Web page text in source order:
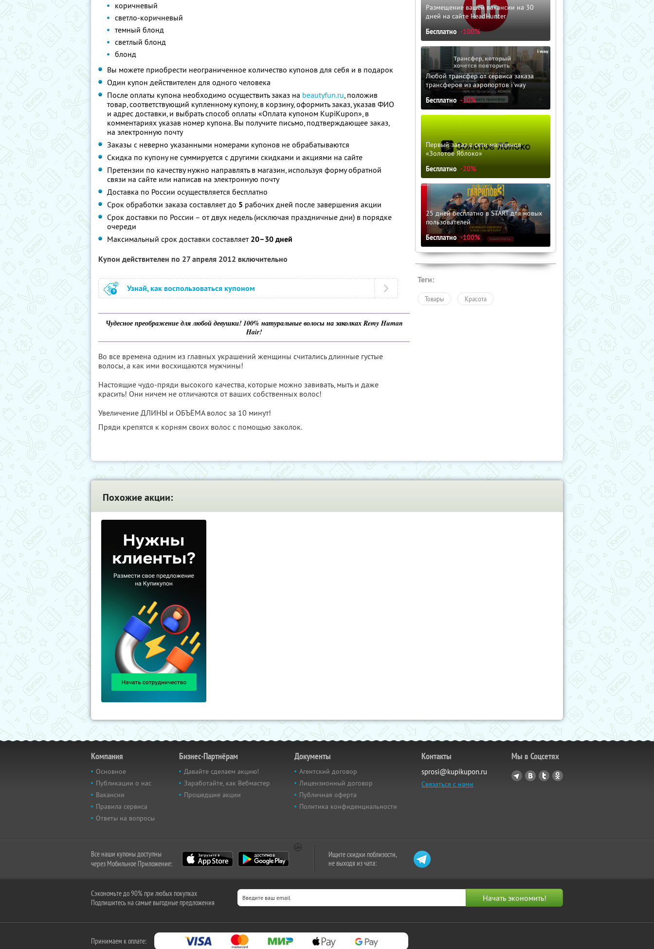
коричневый
светло-коричневый
темный блонд
светлый блонд
блонд
Вы можете приобрести неограниченное количество купонов для себя и в подарок
Один купон действителен для одного человека
После оплаты купона необходимо осуществить заказ на beautyfun.ru, положив
товар, соответствующий купленному купону, в корзину, оформить заказ, указав ФИО
и адрес доставки, и выбрать способ оплаты «Оплата купоном KupiKupon», в
комментариях указав номер купона. Вы получите письмо, подтверждающее заказ,
на электронную почту
Заказы с неверно указанными номерами купонов не обрабатываются
Скидка по купону не суммируется с другими скидками и акциями на сайте
Претензии по качеству нужно направлять в магазин, используя форму обратной
связи на сайте или написав на электронную почту
Доставка по России осуществляется бесплатно
Срок обработки заказа составляет до 5 рабочих дней после завершения акции
Срок доставки по России – от двух недель (исключая праздничные дни) в порядке
очереди
Максимальный срок доставки составляет 20–30 дней
Купон действителен по 27 апреля 2012 включительно
Узнай, как воспользоваться купоном
Чудесное преображение для любой девушки! 100% натуральные волосы на заколках Remy Human
Hair!
Во все времена одним из главных украшений женщины считались длинные густые
волосы, а как ими восхищаются мужчины!
Настоящие чудо-пряди высокого качества, которые можно завивать, мыть и даже
красить! Они ничем не отличаются от ваших собственных волос!
Увеличение ДЛИНЫ и ОБЪЁМА волос за 10 минут!
Пряди крепятся к корням своих волос с помощью заколок.
Размещение вашей вакансии на 30
дней на сайте HeadHunter
Бесплатно -100%
Любой трансфер от сервиса заказа
трансферов из аэропортов i'way
Бесплатно -10%
Первый заказ в сети магазинов
«Золотое Яблоко»
Бесплатно -20%
25 дней бесплатно в START для новых
пользователей
Бесплатно -100%
Теги:
Товары Красота
Похожие акции:
Компания
Основное
Публикации о нас
Вакансии
Правила сервиса
Ответы на вопросы
Бизнес-Партнёрам
Давайте сделаем акцию!
Заработайте, как Вебмастер
Прошедшие акции
Документы
Агентский договор
Лицензионный договор
Публичная оферта
Политика конфиденциальности
Контакты
sprosi@kupikupon.ru
Связаться с нами
Мы в Соцсетях
Все наши купоны доступны
через Мобильное Приложение:
Ищите скидки поблизости,
не выходя из чата:
Сэкономьте до 90% при любых покупках
Подпишитесь на самые выгодные предложения
Принимаем к оплате: